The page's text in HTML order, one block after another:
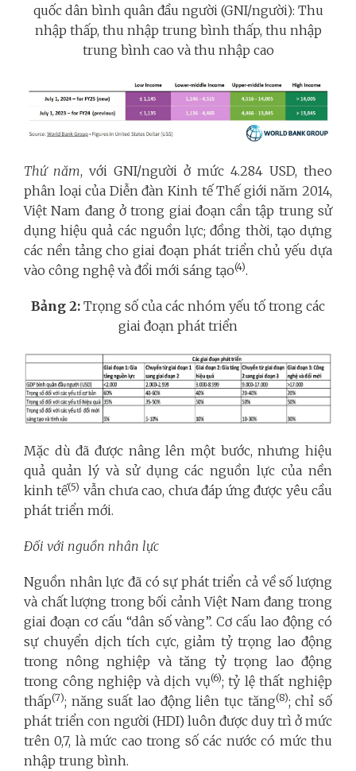
quốc dân bình quân đầu người (GNI/người): Thu
nhập thấp, thu nhập trung bình thấp, thu nhập
trung bình cao và thu nhập cao
Thứ năm, với GNI/người ở mức 4.284 USD, theo
phân loại của Diễn đàn Kinh tế Thế giới năm 2014,
Việt Nam đang ở trong giai đoạn cần tập trung sử
dụng hiệu quả các nguồn lực; đồng thời, tạo dựng
các nền tảng cho giai đoạn phát triển chủ yếu dựa
vào công nghệ và đổi mới sáng tạo(4).
Bảng 2: Trọng số của các nhóm yếu tố trong các
giai đoạn phát triển
Mặc dù đã được nâng lên một bước, nhưng hiệu
quả quản lý và sử dụng các nguồn lực của nền
kinh tế(5) vẫn chưa cao, chưa đáp ứng được yêu cầu
phát triển mới.
Đối với nguồn nhân lực
Nguồn nhân lực đã có sự phát triển cả về số lượng
và chất lượng trong bối cảnh Việt Nam đang trong
giai đoạn cơ cấu “dân số vàng”. Cơ cấu lao động có
sự chuyển dịch tích cực, giảm tỷ trọng lao động
trong nông nghiệp và tăng tỷ trọng lao động
trong công nghiệp và dịch vụ(6); tỷ lệ thất nghiệp
thấp(7); năng suất lao động liên tục tăng(8); chỉ số
phát triển con người (HDI) luôn được duy trì ở mức
trên 0,7, là mức cao trong số các nước có mức thu
nhập trung bình.